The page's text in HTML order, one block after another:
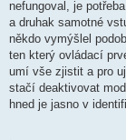
nefungoval, je
a druhak samotné
někdo vymýšlel
ten který ovládací
umí vše zjistit a pro
stačí deaktivovat
hned je jasno v
.